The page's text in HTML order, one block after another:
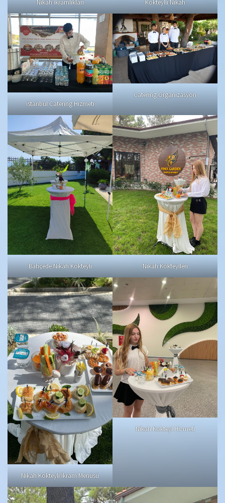
Nikah İkramlıkları Kokteylli Nikah
İstanbul Catering Hizmeti
Catering Organizasyon
Bahçede Nikah Kokteyli Nikah Kokteylleri
Nikah Kokteyli İkram Menüsü
Nikah Kokteyl Hizmeti